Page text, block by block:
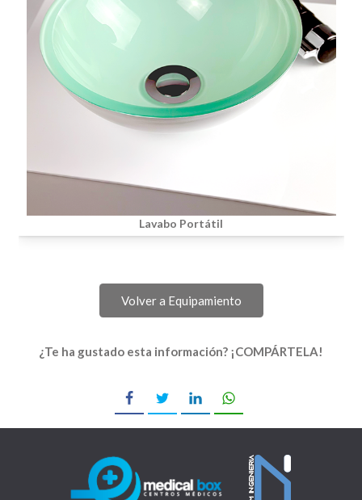
Lavabo Portátil
Volver a Equipamiento
¿Te ha gustado esta información? ¡COMPÁRTELA!